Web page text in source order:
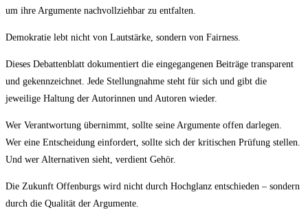
um ihre Argumente nachvollziehbar zu entfalten.
Demokratie lebt nicht von Lautstärke, sondern von Fairness.
Dieses Debattenblatt dokumentiert die eingegangenen Beiträge transparent
und gekennzeichnet. Jede Stellungnahme steht für sich und gibt die
jeweilige Haltung der Autorinnen und Autoren wieder.
Wer Verantwortung übernimmt, sollte seine Argumente offen darlegen.
Wer eine Entscheidung einfordert, sollte sich der kritischen Prüfung stellen.
Und wer Alternativen sieht, verdient Gehör.
Die Zukunft Offenburgs wird nicht durch Hochglanz entschieden – sondern
durch die Qualität der Argumente.